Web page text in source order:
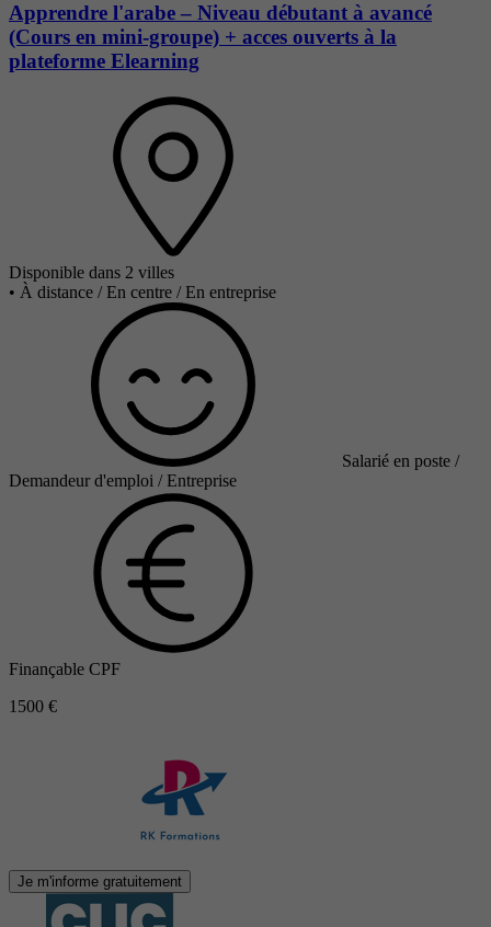
Apprendre l'arabe – Niveau débutant à avancé
(Cours en mini-groupe) + acces ouverts à la
plateforme Elearning
Disponible dans 2 villes
• À distance / En centre / En entreprise
Salarié en poste /
Demandeur d'emploi / Entreprise
Finançable CPF
1500 €
Je m'informe gratuitement